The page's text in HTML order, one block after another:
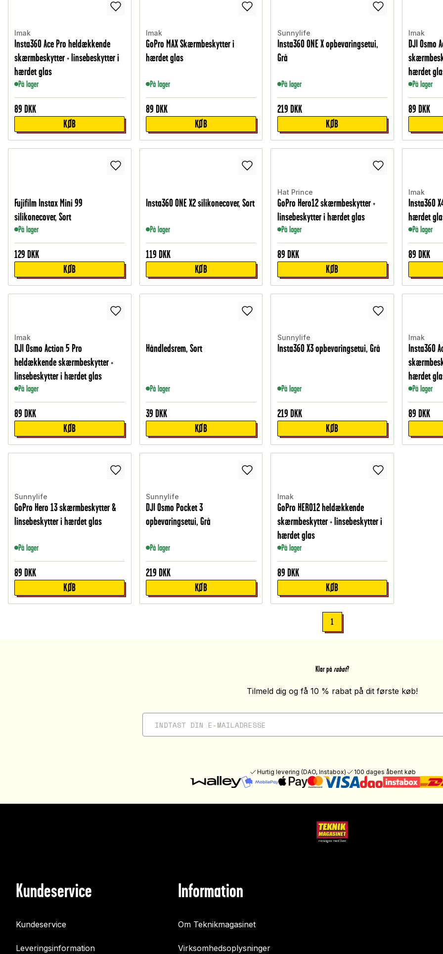
Imak
Insta360 Ace Pro heldækkende
skærmbeskytter + linsebeskytter i
hærdet glas
På lager
89 DKK
KØB
Imak
GoPro MAX Skærmbeskytter i
hærdet glas
På lager
89 DKK
KØB
Sunnylife
Insta360 ONE X opbevaringsetui,
Grå
På lager
219 DKK
KØB
Imak
DJI Osmo
hærdet
På lager
89 DKK
Fujifilm Instax Mini 99
silikonecover, Sort
På lager
129 DKK
KØB
Insta360 ONE X2 silikonecover, Sort
På lager
119 DKK
KØB
Hat Prince
GoPro Hero12 skærmbeskytter +
linsebeskytter i hærdet glas
På lager
89 DKK
KØB
Imak
Insta360
hærdet
På lager
89 DKK
Imak
DJI Osmo Action 5 Pro
heldækkende skærmbeskytter +
linsebeskytter i hærdet glas
På lager
89 DKK
KØB
Håndledsrem, Sort
På lager
39 DKK
KØB
Sunnylife
Insta360 X3 opbevaringsetui, Grå
På lager
219 DKK
KØB
Imak
Insta360
hærdet
På lager
89 DKK
Sunnylife
GoPro Hero 13 skærmbeskytter &
linsebeskytter i hærdet glas
På lager
89 DKK
KØB
Sunnylife
DJI Osmo Pocket 3
opbevaringsetui, Grå
På lager
219 DKK
KØB
Imak
GoPro HERO12 heldækkende
skærmbeskytter + linsebeskytter i
hærdet glas
På lager
89 DKK
KØB
1
Klar på rabat?
Tilmeld dig og få 10 % rabat på dit første køb!
Hurtig levering (DAO, Instabox) 100 dages åbent køb
Kundeservice
Kundeservice
Leveringsinformation
Information
Om Teknikmagasinet
Virksomhedsoplysninger